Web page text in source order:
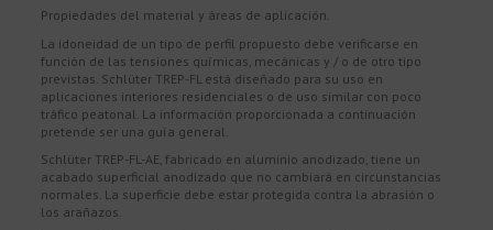
Propiedades del material y áreas de aplicación.
La idoneidad de un tipo de perfil propuesto debe verificarse en
función de las tensiones químicas, mecánicas y / o de otro tipo
previstas. Schlüter TREP-FL está diseñado para su uso en
aplicaciones interiores residenciales o de uso similar con poco
tráfico peatonal. La información proporcionada a continuación
pretende ser una guía general.
Schlüter TREP-FL-AE, fabricado en aluminio anodizado, tiene un
acabado superficial anodizado que no cambiará en circunstancias
normales. La superficie debe estar protegida contra la abrasión o
los arañazos.